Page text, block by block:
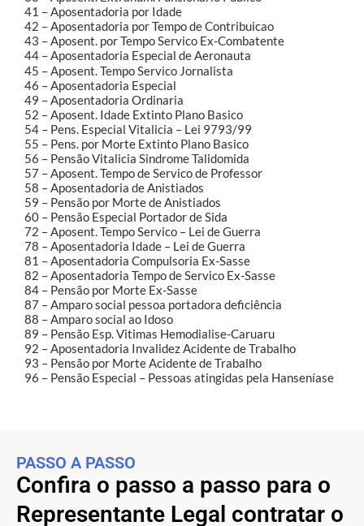
41 – Aposentadoria por Idade
42 – Aposentadoria por Tempo de Contribuicao
43 – Aposent. por Tempo Servico Ex-Combatente
44 – Aposentadoria Especial de Aeronauta
45 – Aposent. Tempo Servico Jornalista
46 – Aposentadoria Especial
49 – Aposentadoria Ordinaria
52 – Aposent. Idade Extinto Plano Basico
54 – Pens. Especial Vitalicia – Lei 9793/99
55 – Pens. por Morte Extinto Plano Basico
56 – Pensão Vitalicia Sindrome Talidomida
57 – Aposent. Tempo de Servico de Professor
58 – Aposentadoria de Anistiados
59 – Pensão por Morte de Anistiados
60 – Pensão Especial Portador de Sida
72 – Aposent. Tempo Servico – Lei de Guerra
78 – Aposentadoria Idade – Lei de Guerra
81 – Aposentadoria Compulsoria Ex-Sasse
82 – Aposentadoria Tempo de Servico Ex-Sasse
84 – Pensão por Morte Ex-Sasse
87 – Amparo social pessoa portadora deficiência
88 – Amparo social ao Idoso
89 – Pensão Esp. Vitimas Hemodialise-Caruaru
92 – Aposentadoria Invalidez Acidente de Trabalho
93 – Pensão por Morte Acidente de Trabalho
96 – Pensão Especial – Pessoas atingidas pela Hanseníase
PASSO A PASSO
Confira o passo a passo para o
Representante Legal contratar o